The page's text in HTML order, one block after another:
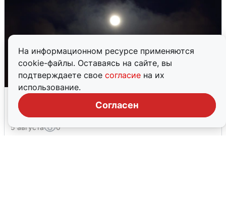
На информационном ресурсе применяются
cookie-файлы. Оставаясь на сайте, вы
подтверждаете свое согласие на их
использование.
Согласен
Взрывы в Воронеже после сигнала
тревоги
5 августа 0